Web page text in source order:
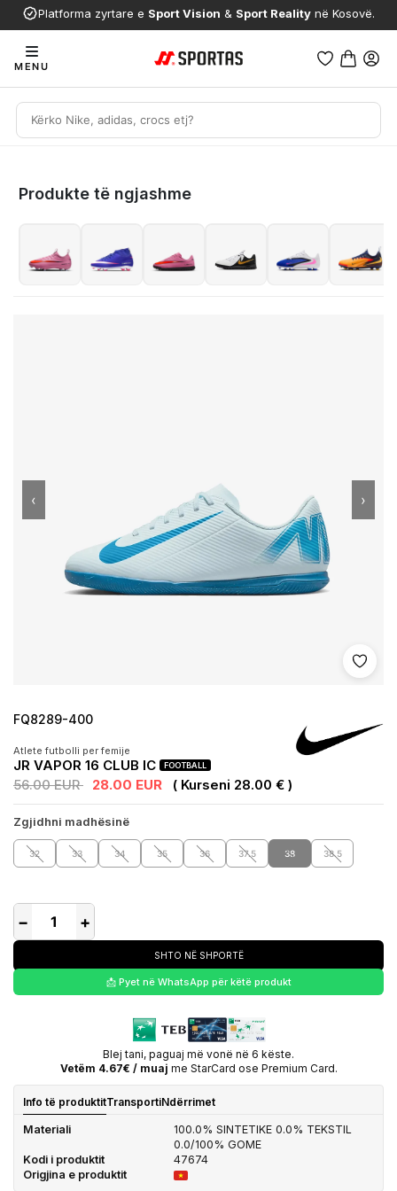
Platforma zyrtare e Sport Vision & Sport Reality në Kosovë.
MENU
Produkte të ngjashme
Shto
‹ ›
FQ8289-400
Atlete futbolli per femije
JR VAPOR 16 CLUB IC FOOTBALL
56.00 EUR 28.00 EUR ( Kurseni 28.00 € )
Zgjidhni madhësinë
32 33 34 35 36 37.5 38 38.5
− +
SHTO NË SHPORTË
📩 Pyet në WhatsApp për këtë produkt
Blej tani, paguaj më vonë në 6 këste.
Vetëm 4.67€ / muaj me StarCard ose Premium Card.
Info të produktitTransportiNdërrimet
Materiali
100.0% SINTETIKE 0.0% TEKSTIL
0.0/100% GOME
Kodi i produktit
47674
Origjina e produktit